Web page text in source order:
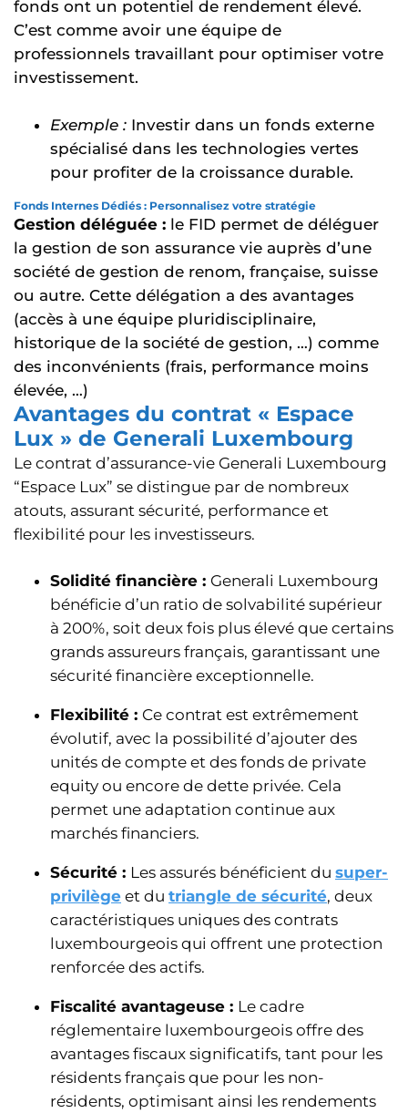
fonds ont un potentiel de rendement élevé.
C’est comme avoir une équipe de
professionnels travaillant pour optimiser votre
investissement.
Exemple : Investir dans un fonds externe
spécialisé dans les technologies vertes
pour profiter de la croissance durable.
Fonds Internes Dédiés : Personnalisez votre stratégie
Gestion déléguée : le FID permet de déléguer
la gestion de son assurance vie auprès d’une
société de gestion de renom, française, suisse
ou autre. Cette délégation a des avantages
(accès à une équipe pluridisciplinaire,
historique de la société de gestion, …) comme
des inconvénients (frais, performance moins
élevée, …)
Avantages du contrat « Espace
Lux » de Generali Luxembourg
Le contrat d’assurance-vie Generali Luxembourg
“Espace Lux” se distingue par de nombreux
atouts, assurant sécurité, performance et
flexibilité pour les investisseurs.
Solidité financière : Generali Luxembourg
bénéficie d’un ratio de solvabilité supérieur
à 200%, soit deux fois plus élevé que certains
grands assureurs français, garantissant une
sécurité financière exceptionnelle.
Flexibilité : Ce contrat est extrêmement
évolutif, avec la possibilité d’ajouter des
unités de compte et des fonds de private
equity ou encore de dette privée. Cela
permet une adaptation continue aux
marchés financiers.
Sécurité : Les assurés bénéficient du super-
privilège et du triangle de sécurité, deux
caractéristiques uniques des contrats
luxembourgeois qui offrent une protection
renforcée des actifs.
Fiscalité avantageuse : Le cadre
réglementaire luxembourgeois offre des
avantages fiscaux significatifs, tant pour les
résidents français que pour les non-
résidents, optimisant ainsi les rendements